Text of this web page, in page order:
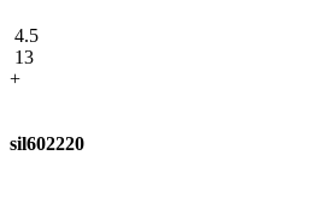
4.5
13
+
sil602220